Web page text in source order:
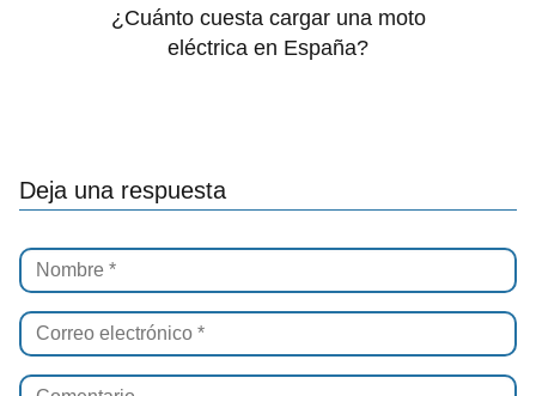
¿Cuánto cuesta cargar una moto
eléctrica en España?
Deja una respuesta